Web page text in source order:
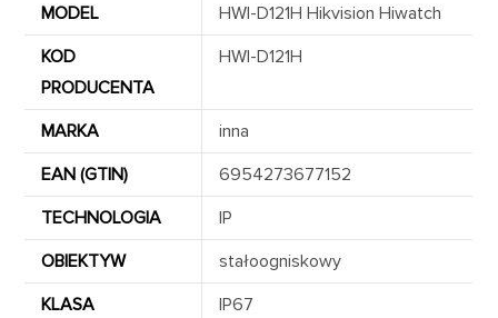
MODEL
HWI-D121H Hikvision Hiwatch
KOD
PRODUCENTA
HWI-D121H
MARKA
inna
EAN (GTIN)
6954273677152
TECHNOLOGIA
IP
OBIEKTYW
stałoogniskowy
KLASA
IP67